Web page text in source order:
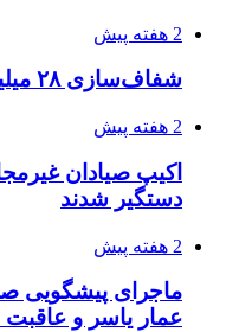
2 هفته پیش
شفاف‌سازی ۲۸ میلیارد یورو تعهدات ارزی
2 هفته پیش
اکیپ صیادان
دستگیر شدند
2 هفته پیش
ماجرای پیشگویی
عمار یاسر و عاقبت